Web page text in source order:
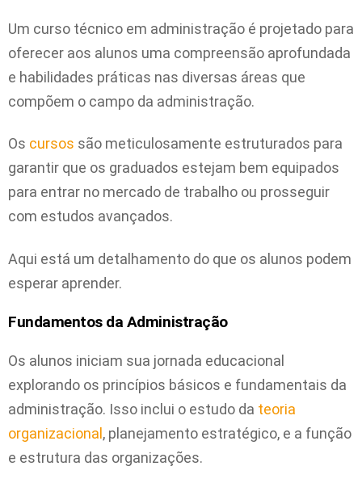
Um curso técnico em administração é projetado para
oferecer aos alunos uma compreensão aprofundada
e habilidades práticas nas diversas áreas que
compõem o campo da administração.
Os cursos são meticulosamente estruturados para
garantir que os graduados estejam bem equipados
para entrar no mercado de trabalho ou prosseguir
com estudos avançados.
Aqui está um detalhamento do que os alunos podem
esperar aprender.
Fundamentos da Administração
Os alunos iniciam sua jornada educacional
explorando os princípios básicos e fundamentais da
administração. Isso inclui o estudo da teoria
organizacional, planejamento estratégico, e a função
e estrutura das organizações.